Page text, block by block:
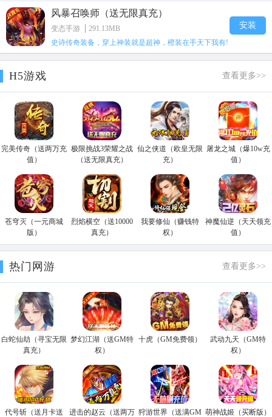
风暴召唤师（送无限真充）
变态手游
291.13MB
史诗传奇装备，穿上神装就是超神，橙装在手天下我有!
安装
H5游戏 查看更多>>
完美传奇（送两万充
值）
极限挑战3荣耀之战
（送无限真充）
仙之侠道（欧皇无限
充）
屠龙之城（爆10w充
值）
苍穹灭（一元商城
版）
烈焰横空（送10000
真充）
我要修仙（赚钱特
权）
神魔仙逆（天天领充
值）
热门网游 查看更多>>
白蛇仙劫（寻宝无限
真充）
梦幻江湖（送GM特
权）
十虎（GM免费领）
武动九天（GM特
权）
代号斩（送月卡送
进击的赵云（送两万 狩游世界（送满GM 萌神战姬（买断版）